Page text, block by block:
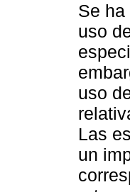
Se
uso
uso
Las
un